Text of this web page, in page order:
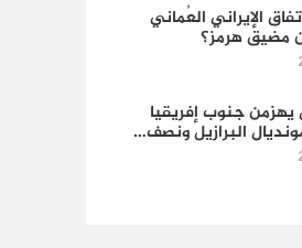
الإيراني العُماني
مضيق هرمز؟
يهزمن جنوب إفريقيا
البرازيل ونصف…